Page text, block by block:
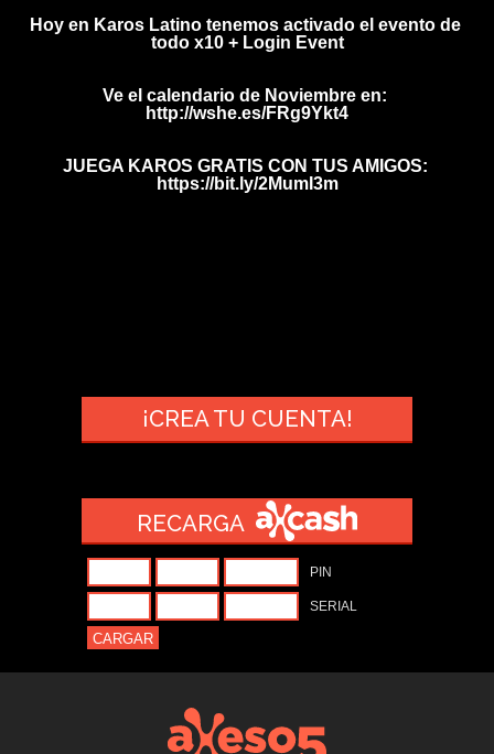
Hoy en Karos Latino tenemos activado el evento de
todo x10 + Login Event
Ve el calendario de Noviembre en:
http://wshe.es/FRg9Ykt4
JUEGA KAROS GRATIS CON TUS AMIGOS:
https://bit.ly/2MumI3m
¡CREA TU CUENTA!
RECARGA